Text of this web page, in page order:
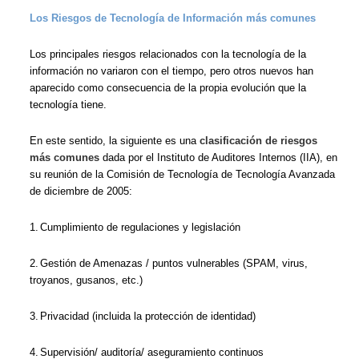
Los Riesgos de Tecnología de Información más comunes
Los principales riesgos relacionados con la tecnología de la
información no variaron con el tiempo, pero otros nuevos han
aparecido como consecuencia de la propia evolución que la
tecnología tiene.
En este sentido, la siguiente es una clasificación de riesgos
más comunes dada por el Instituto de Auditores Internos (IIA), en
su reunión de la Comisión de Tecnología de Tecnología Avanzada
de diciembre de 2005:
1. Cumplimiento de regulaciones y legislación
2. Gestión de Amenazas / puntos vulnerables (SPAM, virus,
troyanos, gusanos, etc.)
3. Privacidad (incluida la protección de identidad)
4. Supervisión/ auditoría/ aseguramiento continuos